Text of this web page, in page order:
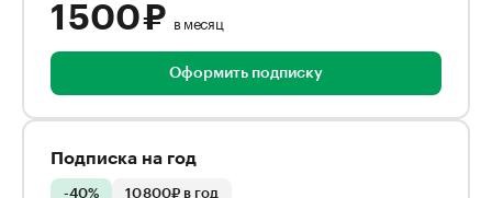
1 500 ₽ в месяц
Оформить подписку
Подписка на год
-40% 10 800₽ в год